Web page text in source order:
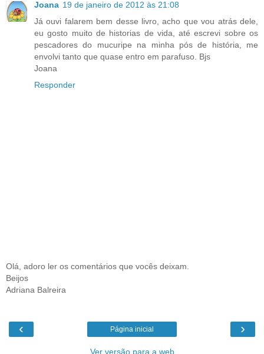
Joana 19 de janeiro de 2012 às 21:08
Já ouvi falarem bem desse livro, acho que vou atrás dele,
eu gosto muito de historias de vida, até escrevi sobre os
pescadores do mucuripe na minha pós de história, me
envolvi tanto que quase entro em parafuso. Bjs
Joana
Responder
Olá, adoro ler os comentários que vocês deixam.
Beijos
Adriana Balreira
‹ ›
Página inicial
Ver versão para a web